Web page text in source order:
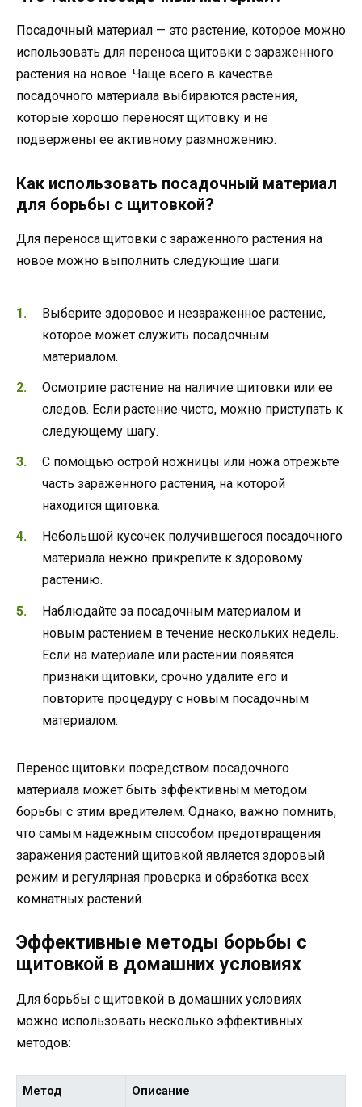
Посадочный материал — это растение, которое можно
использовать для переноса щитовки с зараженного
растения на новое. Чаще всего в качестве
посадочного материала выбираются растения,
которые хорошо переносят щитовку и не
подвержены ее активному размножению.
Как использовать посадочный материал
для борьбы с щитовкой?
Для переноса щитовки с зараженного растения на
новое можно выполнить следующие шаги:
Выберите здоровое и незараженное растение,
которое может служить посадочным
материалом.
Осмотрите растение на наличие щитовки или ее
следов. Если растение чисто, можно приступать к
следующему шагу.
С помощью острой ножницы или ножа отрежьте
часть зараженного растения, на которой
находится щитовка.
Небольшой кусочек получившегося посадочного
материала нежно прикрепите к здоровому
растению.
Наблюдайте за посадочным материалом и
новым растением в течение нескольких недель.
Если на материале или растении появятся
признаки щитовки, срочно удалите его и
повторите процедуру с новым посадочным
материалом.
Перенос щитовки посредством посадочного
материала может быть эффективным методом
борьбы с этим вредителем. Однако, важно помнить,
что самым надежным способом предотвращения
заражения растений щитовкой является здоровый
режим и регулярная проверка и обработка всех
комнатных растений.
Эффективные методы борьбы с
щитовкой в домашних условиях
Для борьбы с щитовкой в домашних условиях
можно использовать несколько эффективных
методов:
Метод Описание